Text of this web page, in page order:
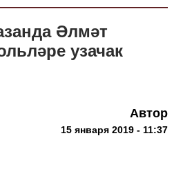
Әлмәт
узачак
Автор
15 января 2019 - 11:37